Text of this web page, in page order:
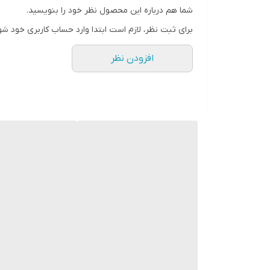
شما هم درباره این محصول نظر خود را بنویسید.
برای ثبت نظر، لازم است ابتدا وارد حساب کاربری خود
افزودن نظر